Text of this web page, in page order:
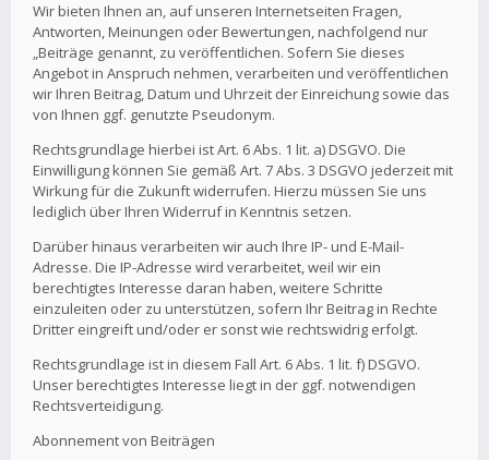
Wir bieten Ihnen an, auf unseren Internetseiten Fragen,
Antworten, Meinungen oder Bewertungen, nachfolgend nur
„Beiträge genannt, zu veröffentlichen. Sofern Sie dieses
Angebot in Anspruch nehmen, verarbeiten und veröffentlichen
wir Ihren Beitrag, Datum und Uhrzeit der Einreichung sowie das
von Ihnen ggf. genutzte Pseudonym.
Rechtsgrundlage hierbei ist Art. 6 Abs. 1 lit. a) DSGVO. Die
Einwilligung können Sie gemäß Art. 7 Abs. 3 DSGVO jederzeit mit
Wirkung für die Zukunft widerrufen. Hierzu müssen Sie uns
lediglich über Ihren Widerruf in Kenntnis setzen.
Darüber hinaus verarbeiten wir auch Ihre IP- und E-Mail-
Adresse. Die IP-Adresse wird verarbeitet, weil wir ein
berechtigtes Interesse daran haben, weitere Schritte
einzuleiten oder zu unterstützen, sofern Ihr Beitrag in Rechte
Dritter eingreift und/oder er sonst wie rechtswidrig erfolgt.
Rechtsgrundlage ist in diesem Fall Art. 6 Abs. 1 lit. f) DSGVO.
Unser berechtigtes Interesse liegt in der ggf. notwendigen
Rechtsverteidigung.
Abonnement von Beiträgen